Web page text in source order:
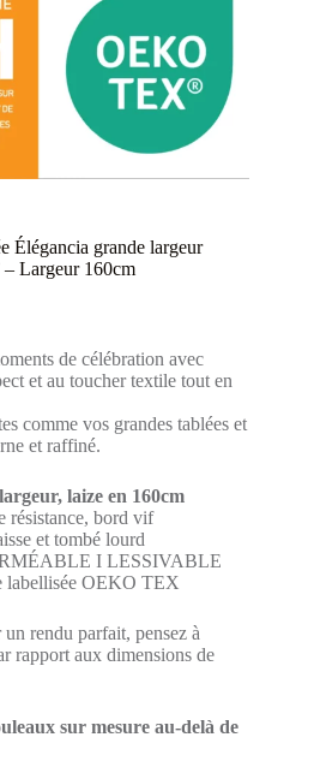
Élégancia grande largeur
– Largeur 160cm
de célébration avec
et au toucher textile tout en
comme vos grandes tablées et
et raffiné.
laize en 160cm
résistance, bord vif
et tombé lourd
I LESSIVABLE
labellisée OEKO TEX
rendu parfait, pensez à
rapport aux dimensions de
sur mesure au-delà de